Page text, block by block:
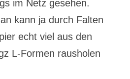
im Netz gesehen.
kann ja durch Falten
echt viel aus den
L-Formen rausholen